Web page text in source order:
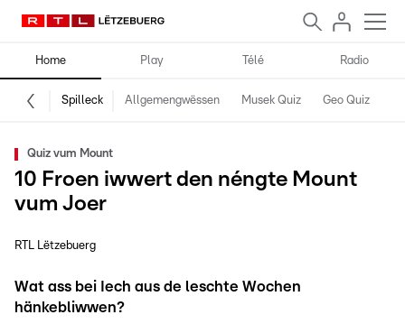
Home Play Télé Radio
Spilleck Allgemengwëssen Musek Quiz Geo Quiz
Quiz vum Mount
10 Froen iwwert den néngte Mount
vum Joer
RTL Lëtzebuerg
Wat ass bei Iech aus de leschte Wochen
hänkebliwwen?